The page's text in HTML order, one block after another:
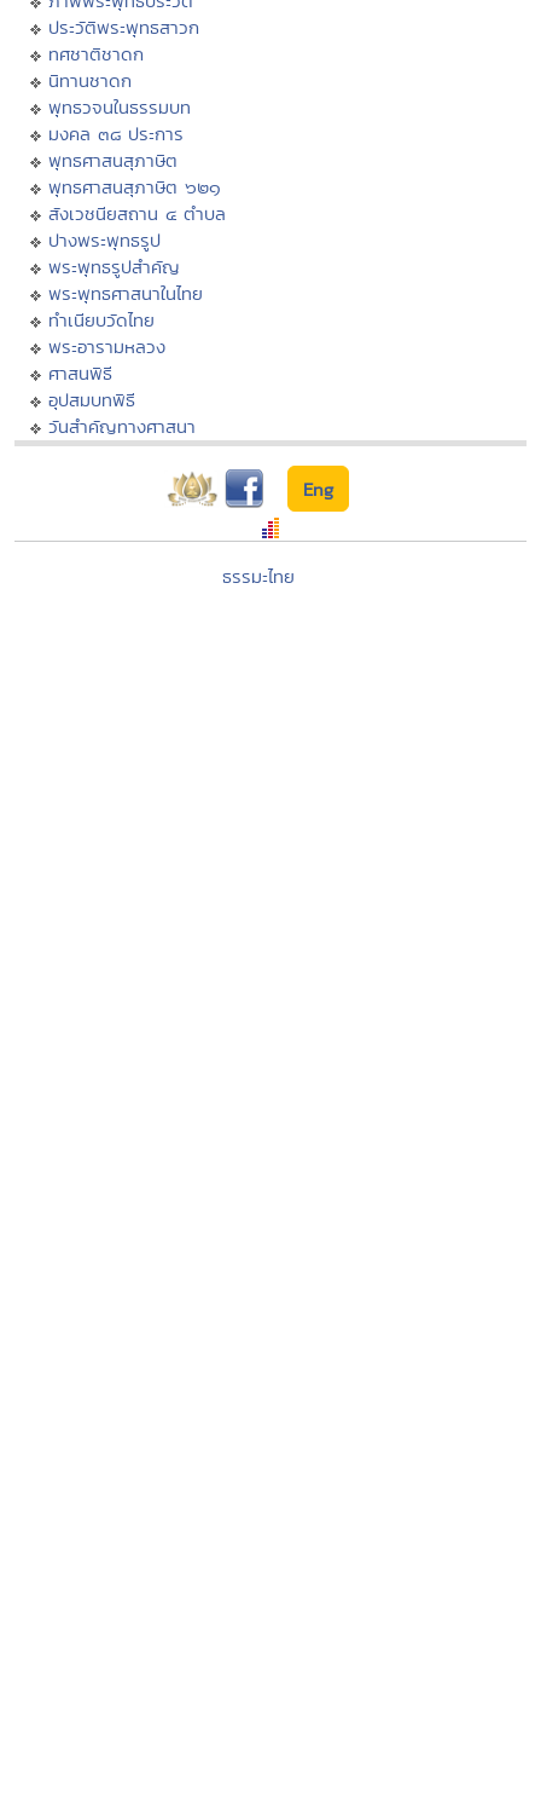
ประวัติพระพุทธสาวก
ทศชาติชาดก
นิทานชาดก
พุทธวจนในธรรมบท
มงคล ๓๘ ประการ
พุทธศาสนสุภาษิต
พุทธศาสนสุภาษิต ๖๒๑
สังเวชนียสถาน ๔ ตำบล
ปางพระพุทธรูป
พระพุทธรูปสำคัญ
พระพุทธศาสนาในไทย
ทำเนียบวัดไทย
พระอารามหลวง
ศาสนพิธี
อุปสมบทพิธี
วันสำคัญทางศาสนา
Eng
ธรรมะไทย